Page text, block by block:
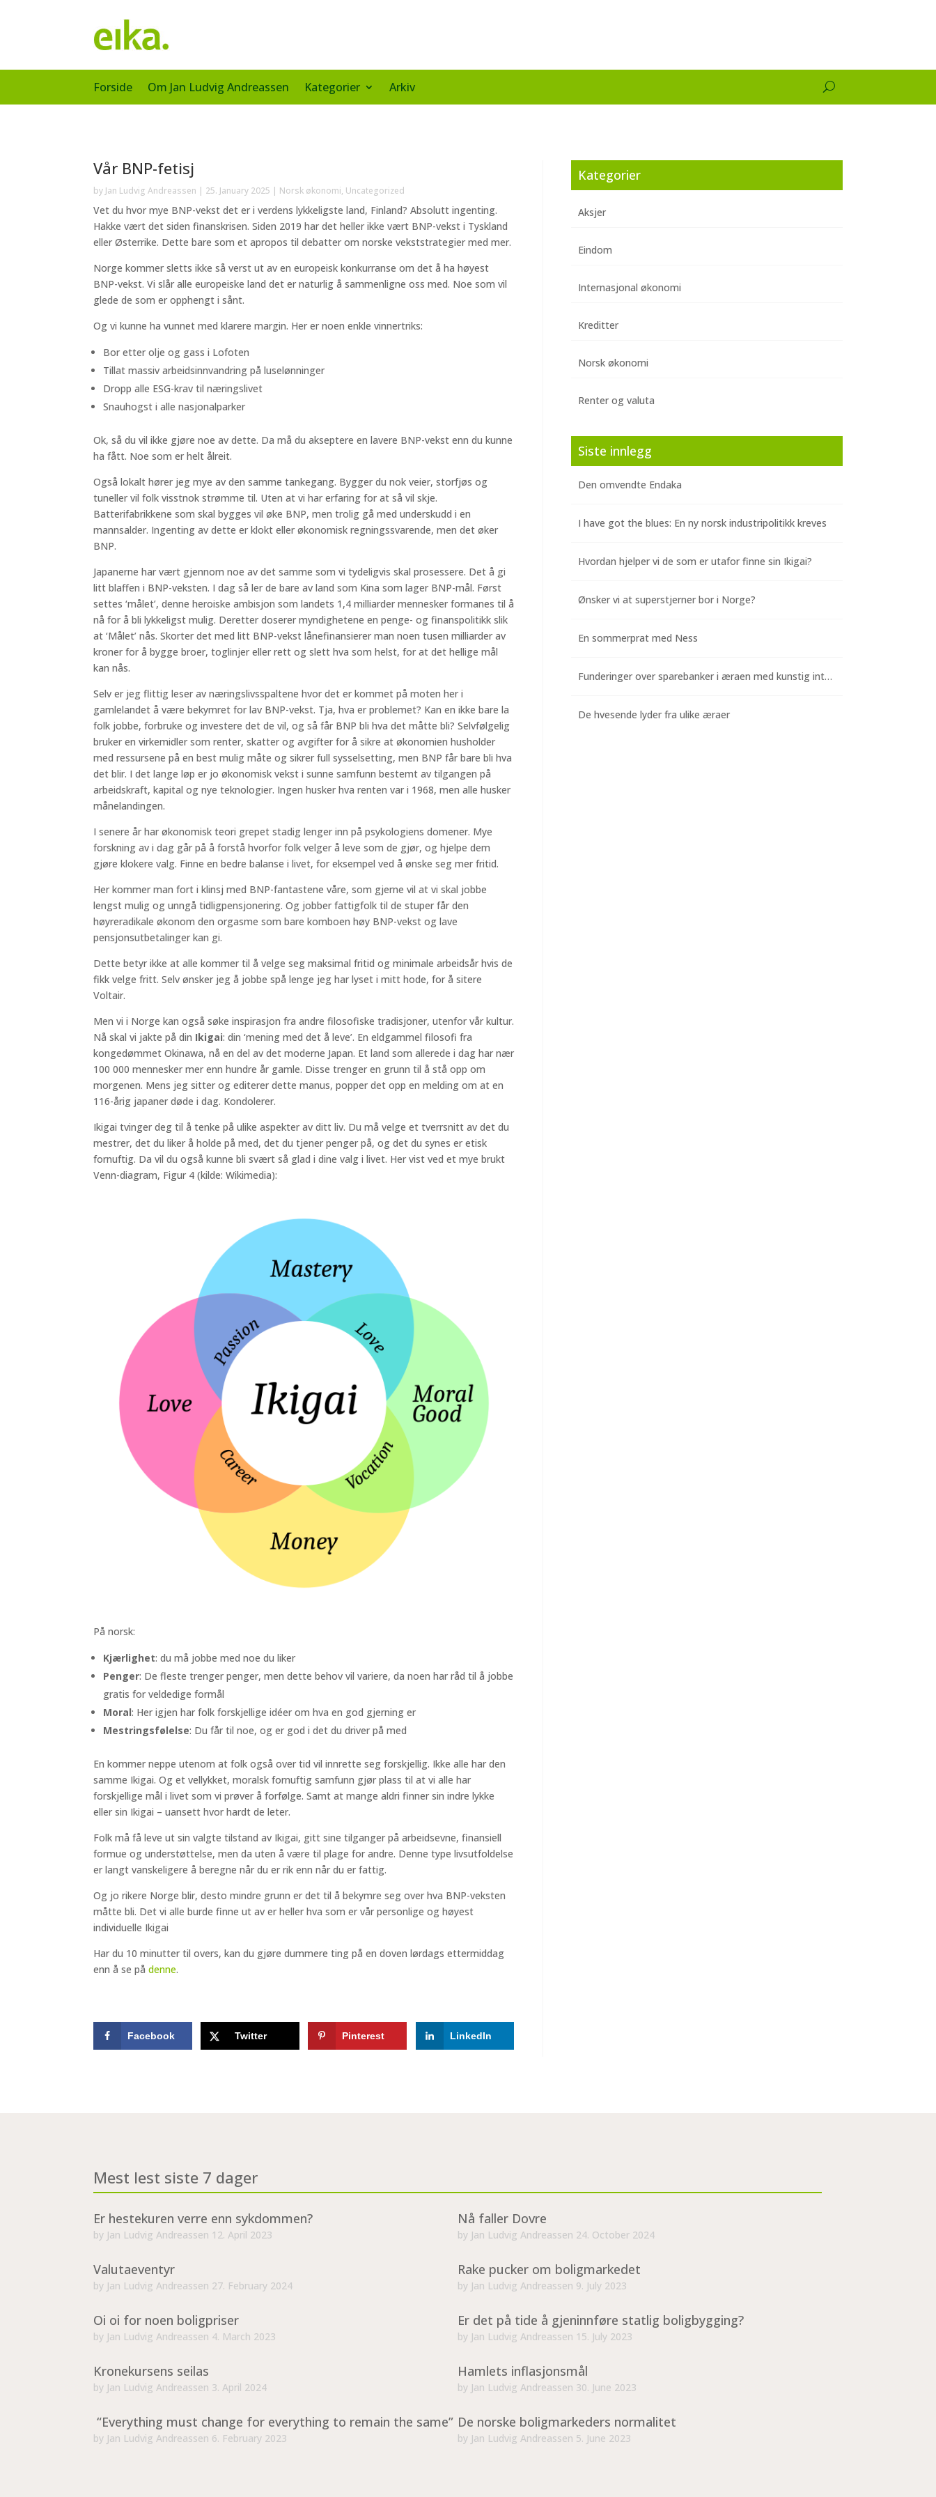
Forside Om Jan Ludvig Andreassen Kategorier Arkiv
Vår BNP-fetisj
by Jan Ludvig Andreassen | 25. January 2025 | Norsk økonomi, Uncategorized
Vet du hvor mye BNP-vekst det er i verdens lykkeligste land, Finland? Absolutt ingenting.
Hakke vært det siden finanskrisen. Siden 2019 har det heller ikke vært BNP-vekst i Tyskland
eller Østerrike. Dette bare som et apropos til debatter om norske vekststrategier med mer.
Norge kommer sletts ikke så verst ut av en europeisk konkurranse om det å ha høyest
BNP-vekst. Vi slår alle europeiske land det er naturlig å sammenligne oss med. Noe som vil
glede de som er opphengt i sånt.
Og vi kunne ha vunnet med klarere margin. Her er noen enkle vinnertriks:
Bor etter olje og gass i Lofoten
Tillat massiv arbeidsinnvandring på luselønninger
Dropp alle ESG-krav til næringslivet
Snauhogst i alle nasjonalparker
Ok, så du vil ikke gjøre noe av dette. Da må du akseptere en lavere BNP-vekst enn du kunne
ha fått. Noe som er helt ålreit.
Også lokalt hører jeg mye av den samme tankegang. Bygger du nok veier, storfjøs og
tuneller vil folk visstnok strømme til. Uten at vi har erfaring for at så vil skje.
Batterifabrikkene som skal bygges vil øke BNP, men trolig gå med underskudd i en
mannsalder. Ingenting av dette er klokt eller økonomisk regningssvarende, men det øker
BNP.
Japanerne har vært gjennom noe av det samme som vi tydeligvis skal prosessere. Det å gi
litt blaffen i BNP-veksten. I dag så ler de bare av land som Kina som lager BNP-mål. Først
settes ‘målet’, denne heroiske ambisjon som landets 1,4 milliarder mennesker formanes til å
nå for å bli lykkeligst mulig. Deretter doserer myndighetene en penge- og finanspolitikk slik
at ‘Målet’ nås. Skorter det med litt BNP-vekst lånefinansierer man noen tusen milliarder av
kroner for å bygge broer, toglinjer eller rett og slett hva som helst, for at det hellige mål
kan nås.
Selv er jeg flittig leser av næringslivsspaltene hvor det er kommet på moten her i
gamlelandet å være bekymret for lav BNP-vekst. Tja, hva er problemet? Kan en ikke bare la
folk jobbe, forbruke og investere det de vil, og så får BNP bli hva det måtte bli? Selvfølgelig
bruker en virkemidler som renter, skatter og avgifter for å sikre at økonomien husholder
med ressursene på en best mulig måte og sikrer full sysselsetting, men BNP får bare bli hva
det blir. I det lange løp er jo økonomisk vekst i sunne samfunn bestemt av tilgangen på
arbeidskraft, kapital og nye teknologier. Ingen husker hva renten var i 1968, men alle husker
månelandingen.
I senere år har økonomisk teori grepet stadig lenger inn på psykologiens domener. Mye
forskning av i dag går på å forstå hvorfor folk velger å leve som de gjør, og hjelpe dem
gjøre klokere valg. Finne en bedre balanse i livet, for eksempel ved å ønske seg mer fritid.
Her kommer man fort i klinsj med BNP-fantastene våre, som gjerne vil at vi skal jobbe
lengst mulig og unngå tidligpensjonering. Og jobber fattigfolk til de stuper får den
høyreradikale økonom den orgasme som bare komboen høy BNP-vekst og lave
pensjonsutbetalinger kan gi.
Dette betyr ikke at alle kommer til å velge seg maksimal fritid og minimale arbeidsår hvis de
fikk velge fritt. Selv ønsker jeg å jobbe spå lenge jeg har lyset i mitt hode, for å sitere
Voltair.
Men vi i Norge kan også søke inspirasjon fra andre filosofiske tradisjoner, utenfor vår kultur.
Nå skal vi jakte på din Ikigai: din ‘mening med det å leve’. En eldgammel filosofi fra
kongedømmet Okinawa, nå en del av det moderne Japan. Et land som allerede i dag har nær
100 000 mennesker mer enn hundre år gamle. Disse trenger en grunn til å stå opp om
morgenen. Mens jeg sitter og editerer dette manus, popper det opp en melding om at en
116-årig japaner døde i dag. Kondolerer.
Ikigai tvinger deg til å tenke på ulike aspekter av ditt liv. Du må velge et tverrsnitt av det du
mestrer, det du liker å holde på med, det du tjener penger på, og det du synes er etisk
fornuftig. Da vil du også kunne bli svært så glad i dine valg i livet. Her vist ved et mye brukt
Venn-diagram, Figur 4 (kilde: Wikimedia):
På norsk:
Kjærlighet: du må jobbe med noe du liker
Penger: De fleste trenger penger, men dette behov vil variere, da noen har råd til å jobbe
gratis for veldedige formål
Moral: Her igjen har folk forskjellige idéer om hva en god gjerning er
Mestringsfølelse: Du får til noe, og er god i det du driver på med
En kommer neppe utenom at folk også over tid vil innrette seg forskjellig. Ikke alle har den
samme Ikigai. Og et vellykket, moralsk fornuftig samfunn gjør plass til at vi alle har
forskjellige mål i livet som vi prøver å forfølge. Samt at mange aldri finner sin indre lykke
eller sin Ikigai – uansett hvor hardt de leter.
Folk må få leve ut sin valgte tilstand av Ikigai, gitt sine tilganger på arbeidsevne, finansiell
formue og understøttelse, men da uten å være til plage for andre. Denne type livsutfoldelse
er langt vanskeligere å beregne når du er rik enn når du er fattig.
Og jo rikere Norge blir, desto mindre grunn er det til å bekymre seg over hva BNP-veksten
måtte bli. Det vi alle burde finne ut av er heller hva som er vår personlige og høyest
individuelle Ikigai
Har du 10 minutter til overs, kan du gjøre dummere ting på en doven lørdags ettermiddag
enn å se pådenne.
Facebook Twitter Pinterest LinkedIn
Kategorier
Aksjer
Eindom
Internasjonal økonomi
Kreditter
Norsk økonomi
Renter og valuta
Siste innlegg
Den omvendte Endaka
I have got the blues: En ny norsk industripolitikk kreves
Hvordan hjelper vi de som er utafor finne sin Ikigai?
Ønsker vi at superstjerner bor i Norge?
En sommerprat med Ness
Funderinger over sparebanker i æraen med kunstig intelligens
De hvesende lyder fra ulike æraer
Mest lest siste 7 dager
Er hestekuren verre enn sykdommen?
by Jan Ludvig Andreassen 12. April 2023
Nå faller Dovre
by Jan Ludvig Andreassen 24. October 2024
Valutaeventyr
by Jan Ludvig Andreassen 27. February 2024
Rake pucker om boligmarkedet
by Jan Ludvig Andreassen 9. July 2023
Oi oi for noen boligpriser
by Jan Ludvig Andreassen 4. March 2023
Er det på tide å gjeninnføre statlig boligbygging?
by Jan Ludvig Andreassen 15. July 2023
Kronekursens seilas
by Jan Ludvig Andreassen 3. April 2024
Hamlets inflasjonsmål
by Jan Ludvig Andreassen 30. June 2023
“Everything must change for everything to remain the same”
by Jan Ludvig Andreassen 6. February 2023
De norske boligmarkeders normalitet
by Jan Ludvig Andreassen 5. June 2023